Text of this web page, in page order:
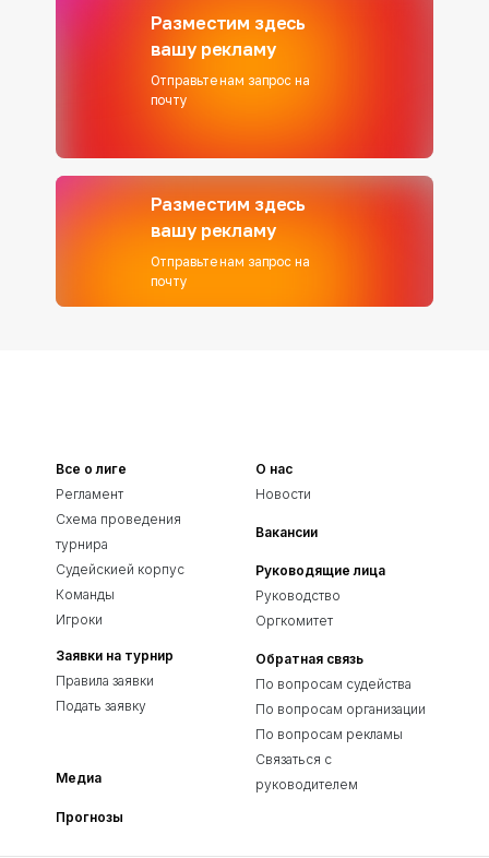
Разместим здесь
вашу рекламу
Отправьте нам запрос на
почту
Разместим здесь
вашу рекламу
Отправьте нам запрос на
почту
Все о лиге
Регламент
Схема проведения
турнира
Судейскией корпус
Команды
Игроки
Заявки на турнир
Правила заявки
Подать заявку
Медиа
Прогнозы
О нас
Новости
Вакансии
Руководящие лица
Руководство
Оргкомитет
Обратная связь
По вопросам судейства
По вопросам организации
По вопросам рекламы
Связаться с
руководителем